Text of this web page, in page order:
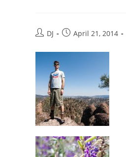
Beitrags-
DJ
BeitragApril 21, 2014